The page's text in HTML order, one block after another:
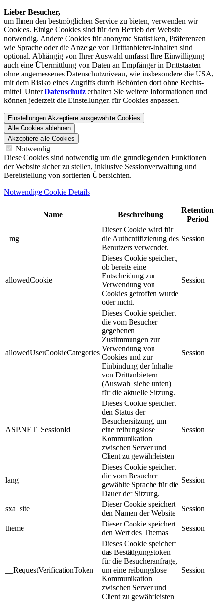
Lieber Besucher,
um Ihnen den best­möglichen Service zu bieten, verwenden wir
Cookies. Einige Cookies sind für den Betrieb der Website
notwendig. Andere Cookies für anonyme Statistiken, Präferenzen
wie Sprache oder die Anzeige von Dritt­anbieter-Inhalten sind
optional. Abhängig von Ihrer Auswahl umfasst Ihre Einwilligung
auch eine Übermittlung von Daten an Empfänger in Drittstaaten
ohne angemessenes Daten­schutz­niveau, wie insbesondere die USA,
mit dem Risiko eines Zugriffs durch Behörden dort ohne Rechts­
mittel. UnterDatenschutz erhalten Sie weitere Informationen und
können jederzeit die Einstellungen für Cookies anpassen.
Einstellungen Akzeptiere ausgewählte Cookies
Alle Cookies ablehnen
Akzeptiere alle Cookies
Notwendig
Diese Cookies sind notwendig um die grundlegenden Funktionen
der Website sicher zu stellen, inklusive Sessionverwaltung und
Bereitstellung von sortierten Übersichten.
Notwendige Cookie Details
Name Beschreibung
Retention
Period
_mg
Dieser Cookie wird für
die Authentifizierung des
Benutzers verwendet.
Session
allowedCookie
Dieses Cookie speichert,
ob bereits eine
Entscheidung zur
Verwendung von
Cookies getroffen wurde
oder nicht.
Session
allowedUserCookieCategories
Dieses Cookie speichert
die vom Besucher
gegebenen
Zustimmungen zur
Verwendung von
Cookies und zur
Einbindung der Inhalte
von Drittanbietern
(Auswahl siehe unten)
für die aktuelle Sitzung.
Session
ASP.NET_SessionId
Dieses Cookie speichert
den Status der
Besuchersitzung, um
eine reibungslose
Kommunikation
zwischen Server und
Client zu gewährleisten.
Session
lang
Dieses Cookie speichert
die vom Besucher
gewählte Sprache für die
Dauer der Sitzung.
Session
sxa_site
Dieser Cookie speichert
den Namen der Website
Session
theme
Dieser Cookie speichert
den Wert des Themas
Session
__RequestVerificationToken
Dieses Cookie speichert
das Bestätigungstoken
für die Besucheranfrage,
um eine reibungslose
Kommunikation
zwischen Server und
Client zu gewährleisten.
Session